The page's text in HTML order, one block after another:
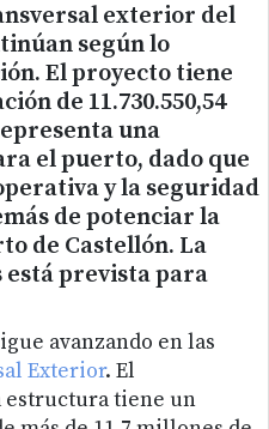
exterior del
según lo
El proyecto tiene
de 11.730.550,54
una
el puerto, dado que
y la seguridad
de potenciar la
de Castellón. La
está prevista para
avanzando en las
Exterior. El
estructura tiene un